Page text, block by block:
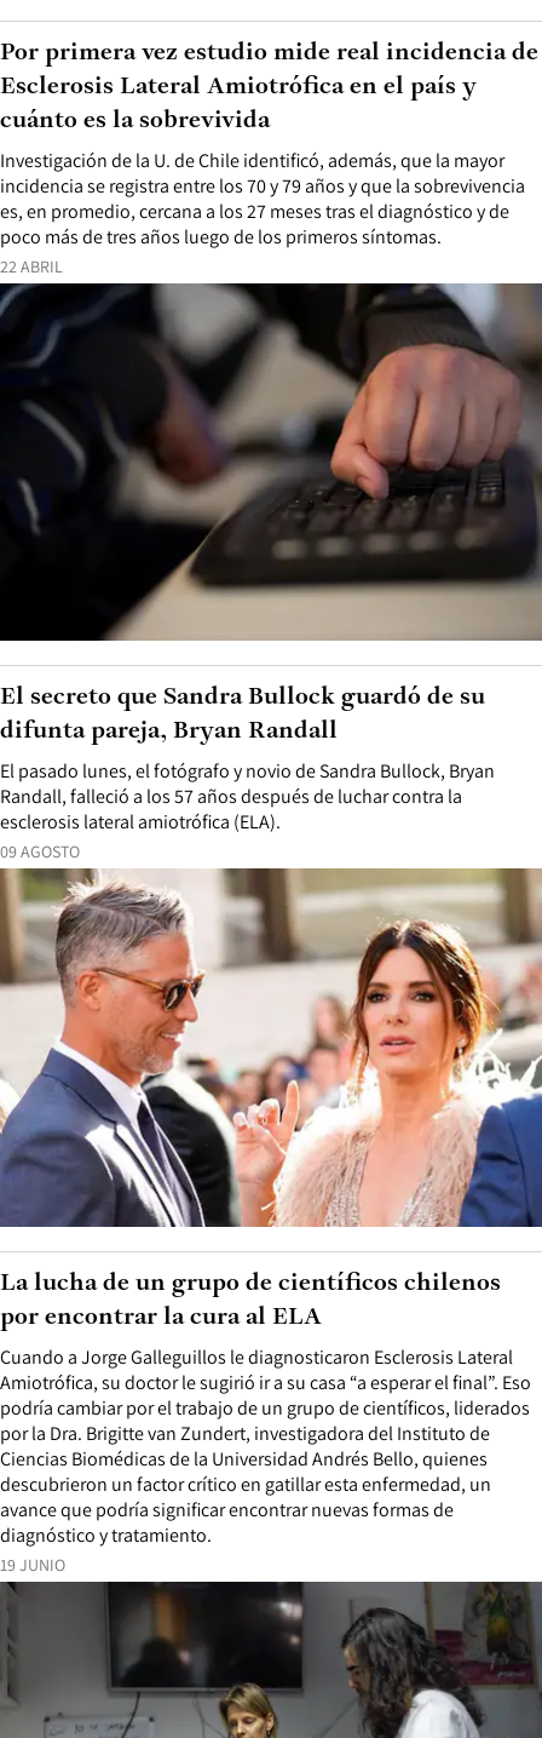
22 ABRIL
Investigación de la U. de Chile identificó, además, que la mayor
incidencia se registra entre los 70 y 79 años y que la sobrevivencia
es, en promedio, cercana a los 27 meses tras el diagnóstico y de
poco más de tres años luego de los primeros síntomas.
Por primera vez estudio mide real incidencia de
Esclerosis Lateral Amiotrófica en el país y
cuánto es la sobrevivida
09 AGOSTO
El pasado lunes, el fotógrafo y novio de Sandra Bullock, Bryan
Randall, falleció a los 57 años después de luchar contra la
esclerosis lateral amiotrófica (ELA).
El secreto que Sandra Bullock guardó de su
difunta pareja, Bryan Randall
19 JUNIO
Cuando a Jorge Galleguillos le diagnosticaron Esclerosis Lateral
Amiotrófica, su doctor le sugirió ir a su casa “a esperar el final”. Eso
podría cambiar por el trabajo de un grupo de científicos, liderados
por la Dra. Brigitte van Zundert, investigadora del Instituto de
Ciencias Biomédicas de la Universidad Andrés Bello, quienes
descubrieron un factor crítico en gatillar esta enfermedad, un
avance que podría significar encontrar nuevas formas de
diagnóstico y tratamiento.
La lucha de un grupo de científicos chilenos
por encontrar la cura al ELA